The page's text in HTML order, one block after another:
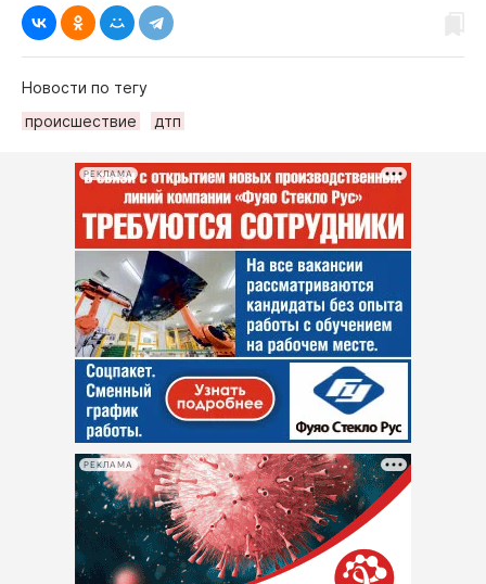
Новости по тегу
происшествие
дтп
РЕКЛАМА
РЕКЛАМА